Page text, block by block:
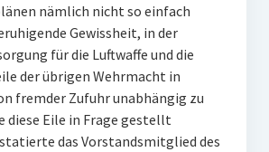
nämlich nicht so einfach
Gewissheit, in der
für die Luftwaffe und die
der übrigen Wehrmacht in
fremder Zufuhr unabhängig zu
diese Eile in Frage gestellt
das Vorstandsmitglied des